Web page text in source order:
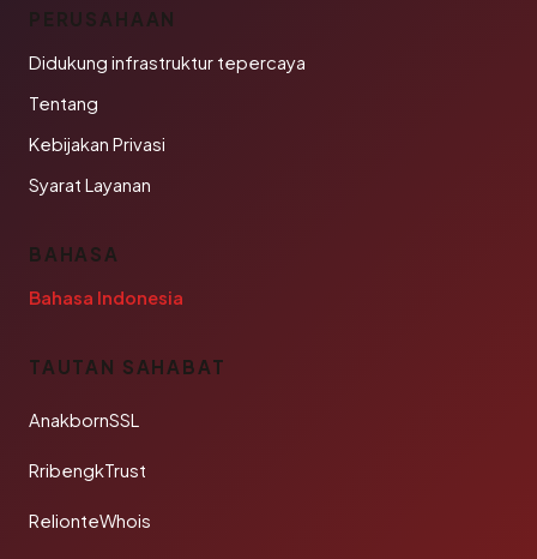
PERUSAHAAN
Didukung infrastruktur tepercaya
Tentang
Kebijakan Privasi
Syarat Layanan
BAHASA
Bahasa Indonesia
TAUTAN SAHABAT
AnakbornSSL
RribengkTrust
RelionteWhois